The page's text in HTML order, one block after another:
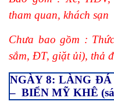
tham quan, khách sạn
Chưa bao gồm :
sắm, ĐT, giặt ủi), thả
NGÀY 8: LÀNG
– BIỂN MỸ KHÊ